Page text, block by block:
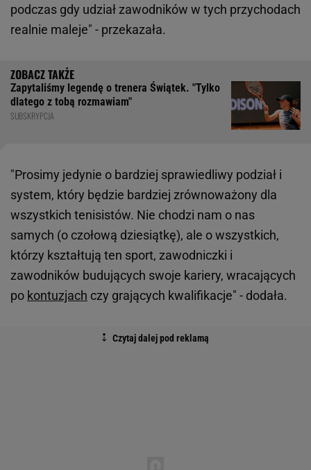
podczas gdy udział zawodników w tych przychodach
realnie maleje" - przekazała.
Zapytaliśmy legendę o trenera Świątek. "Tylko
dlatego z tobą rozmawiam"
SUBSKRYPCJA
"Prosimy jedynie o bardziej sprawiedliwy podział i
system, który będzie bardziej zrównoważony dla
wszystkich tenisistów. Nie chodzi nam o nas
samych (o czołową dziesiątkę), ale o wszystkich,
którzy kształtują ten sport, zawodniczki i
zawodników budujących swoje kariery, wracających
po kontuzjach czy grających kwalifikacje" - dodała.